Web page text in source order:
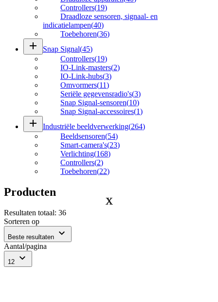
Controllers(19)
Draadloze sensoren, signaal- en
indicatielampen(40)
Toebehoren(36)
add Snap Signal(45)
Controllers(19)
IO-Link-masters(2)
IO-Link-hubs(3)
Omvormers(11)
Seriële gegevensradio's(3)
Snap Signal-sensoren(10)
Snap Signal-accessoires(1)
add Industriële beeldverwerking(264)
Beeldsensoren(54)
Smart-camera's(23)
Verlichting(168)
Controllers(2)
Toebehoren(22)
Producten
Resultaten totaal: 36
Sorteren op
Beste resultaten expand_more
Aantal/pagina
12 expand_more